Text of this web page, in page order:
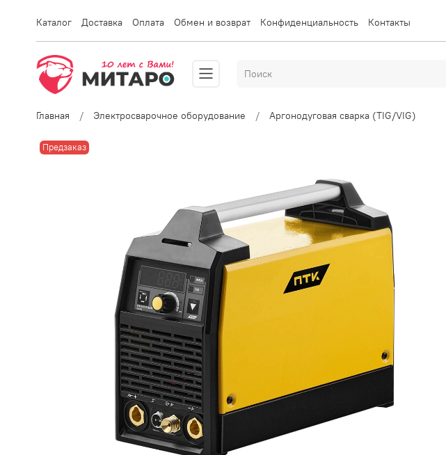
Каталог Доставка Оплата Обмен и возврат Конфиденциальность Контакты
Главная Электросварочное оборудование Аргонодуговая сварка (TIG/VIG)
Предзаказ